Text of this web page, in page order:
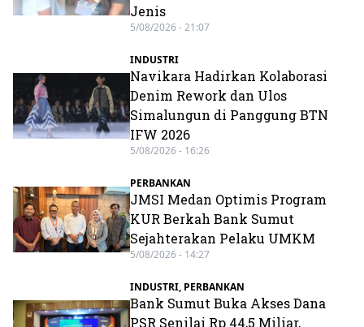
Jenis
5/08/2026 - 21:07
INDUSTRI
Navikara Hadirkan Kolaborasi
Denim Rework dan Ulos
Simalungun di Panggung BTN
IFW 2026
5/08/2026 - 16:26
PERBANKAN
JMSI Medan Optimis Program
KUR Berkah Bank Sumut
Sejahterakan Pelaku UMKM
5/08/2026 - 14:27
INDUSTRI, PERBANKAN
Bank Sumut Buka Akses Dana
PSR Senilai Rp 44,5 Miliar,